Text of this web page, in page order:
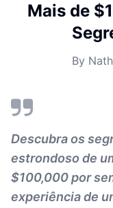
Mais de
By
Descubra os
estrondoso de
$100,000 por
experiência de